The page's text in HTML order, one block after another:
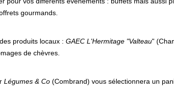
gourmands.
produits locaux :GAEC L'Hermitage "Valteau"
de chèvres.
Légumes & Co (Combrand) vous sélectionnera un